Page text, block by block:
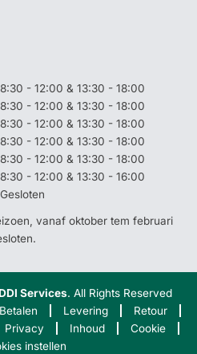
8:30 - 12:00 & 13:30 - 18:00
8:30 - 12:00 & 13:30 - 18:00
8:30 - 12:00 & 13:30 - 18:00
8:30 - 12:00 & 13:30 - 18:00
8:30 - 12:00 & 13:30 - 18:00
8:30 - 12:00 & 13:30 - 16:00
Gesloten
vanaf oktober tem februari
Services. All Rights Reserved
Betalen Levering
Retour
Privacy Inhoud
Cookie
instellen